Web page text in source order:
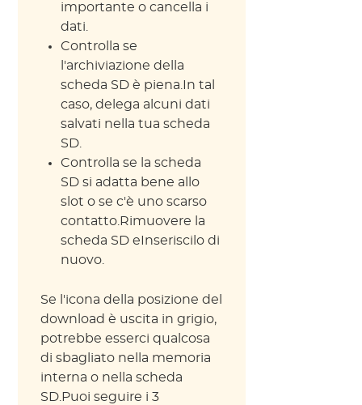
importante o cancella i
dati.
Controlla se
l'archiviazione della
scheda SD è piena.In tal
caso, delega alcuni dati
salvati nella tua scheda
SD.
Controlla se la scheda
SD si adatta bene allo
slot o se c'è uno scarso
contatto.Rimuovere la
scheda SD eInseriscilo di
nuovo.
Se l'icona della posizione del
download è uscita in grigio,
potrebbe esserci qualcosa
di sbagliato nella memoria
interna o nella scheda
SD.Puoi seguire i 3